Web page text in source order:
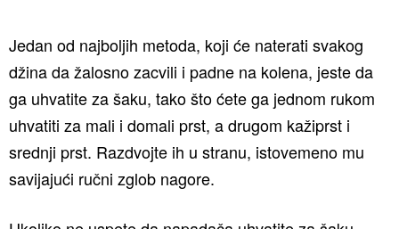
Jedan od najboljih metoda, koji će naterati svakog
džina da žalosno zacvili i padne na kolena, jeste da
ga uhvatite za šaku, tako što ćete ga jednom rukom
uhvatiti za mali i domali prst, a drugom kažiprst i
srednji prst. Razdvojte ih u stranu, istovemeno mu
savijajući ručni zglob nagore.